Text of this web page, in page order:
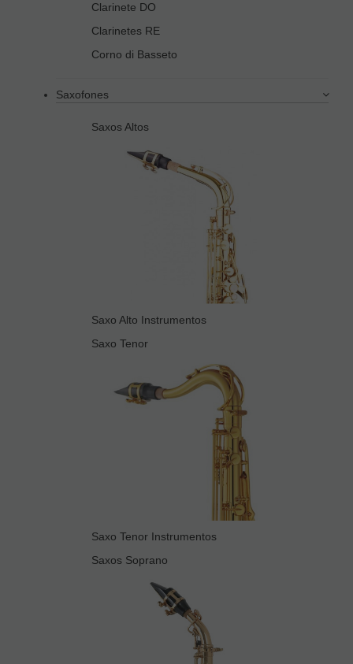
Clarinete DO
Clarinetes RE
Corno di Basseto
Saxofones
Saxos Altos
Saxo Alto Instrumentos
Saxo Tenor
Saxo Tenor Instrumentos
Saxos Soprano